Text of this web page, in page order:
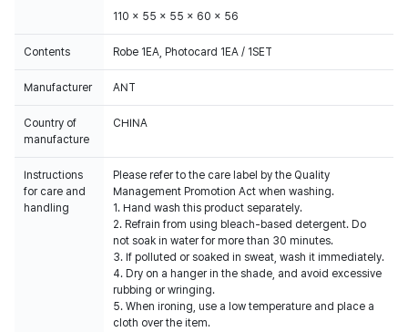
110 x 55 x 55 x 60 x 56
Contents Robe 1EA, Photocard 1EA / 1SET
Manufacturer ANT
Country of
manufacture
CHINA
Instructions
for care and
handling
Please refer to the care label by the Quality
Management Promotion Act when washing.
1. Hand wash this product separately.
2. Refrain from using bleach-based detergent. Do
not soak in water for more than 30 minutes.
3. If polluted or soaked in sweat, wash it immediately.
4. Dry on a hanger in the shade, and avoid excessive
rubbing or wringing.
5. When ironing, use a low temperature and place a
cloth over the item.